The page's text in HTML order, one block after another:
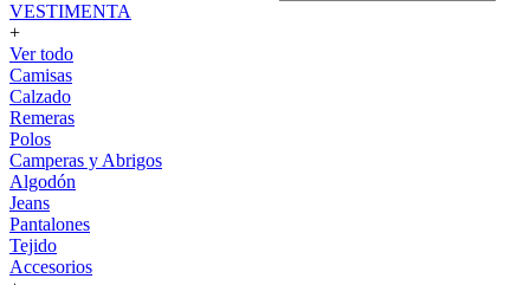
VESTIMENTA
+
Ver todo
Camisas
Calzado
Remeras
Polos
Camperas y Abrigos
Algodón
Jeans
Pantalones
Tejido
Accesorios